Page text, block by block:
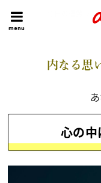
menu
HOME 今日の運勢ラン
内なる思
心の